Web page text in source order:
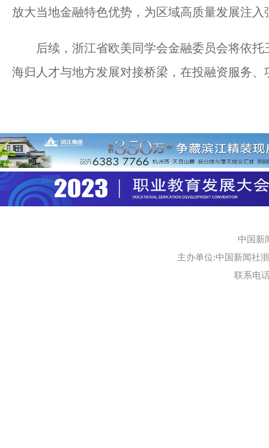
放大当地金融特色优势，为区域高质量发展注入
后续，浙江省欧美同学会金融委员会将依托
海归人才与地方发展对接桥梁，在投融资服务
中国新
主办单位:中国新闻社
联系电